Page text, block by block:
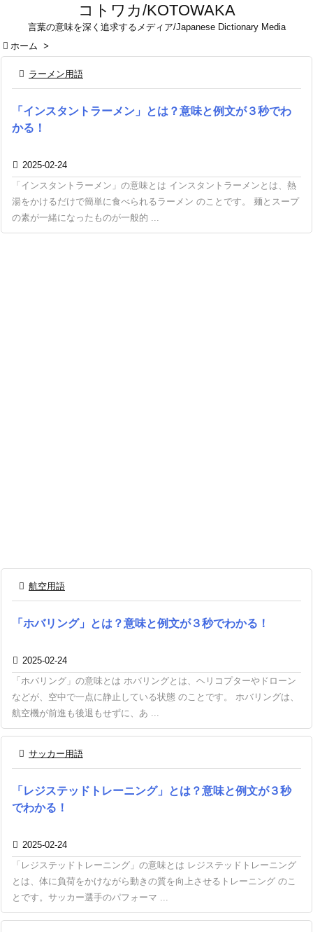
コトワカ/KOTOWAKA
言葉の意味を深く追求するメディア/Japanese Dictionary Media
 ホーム >
 ラーメン用語
「インスタントラーメン」とは？意味と例文が３秒でわ
かる！
 2025-02-24
「インスタントラーメン」の意味とは インスタントラーメンとは、熱
湯をかけるだけで簡単に食べられるラーメン のことです。 麺とスープ
の素が一緒になったものが一般的 ...
 航空用語
「ホバリング」とは？意味と例文が３秒でわかる！
 2025-02-24
「ホバリング」の意味とは ホバリングとは、ヘリコプターやドローン
などが、空中で一点に静止している状態 のことです。 ホバリングは、
航空機が前進も後退もせずに、あ ...
 サッカー用語
「レジステッドトレーニング」とは？意味と例文が３秒
でわかる！
 2025-02-24
「レジステッドトレーニング」の意味とは レジステッドトレーニング
とは、体に負荷をかけながら動きの質を向上させるトレーニング のこ
とです。サッカー選手のパフォーマ ...